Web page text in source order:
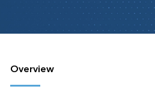
Overview